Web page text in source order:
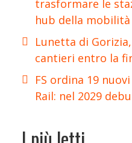
trasformare le
hub della
Lunetta di
cantieri entro la
FS ordina 19
Rail: nel 2029